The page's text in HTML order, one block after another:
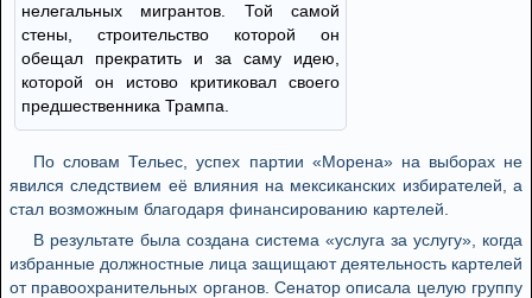
нелегальных мигрантов. Той самой
стены, строительство которой он
обещал прекратить и за саму идею,
которой он истово критиковал своего
предшественника Трампа.
По словам Тельес, успех партии «Морена» на выборах не
явился следствием её влияния на мексиканских избирателей, а
стал возможным благодаря финансированию картелей.
В результате была создана система «услуга за услугу», когда
избранные должностные лица защищают деятельность картелей
от правоохранительных органов. Сенатор описала целую группу